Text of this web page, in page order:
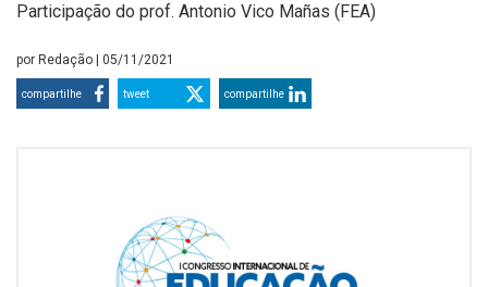
Participação do prof. Antonio Vico Mañas (FEA)
por Redação | 05/11/2021
compartilhe tweet compartilhe